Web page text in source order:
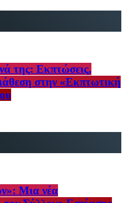
της: Εκπτώσεις,
στην «Εκπτωτική
Μια νέα